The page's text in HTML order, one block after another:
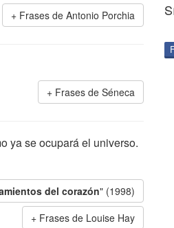
Frases de Antonio Porchia
Frases de Séneca
ya se ocupará el universo.
del corazón" (1998)
Frases de Louise Hay